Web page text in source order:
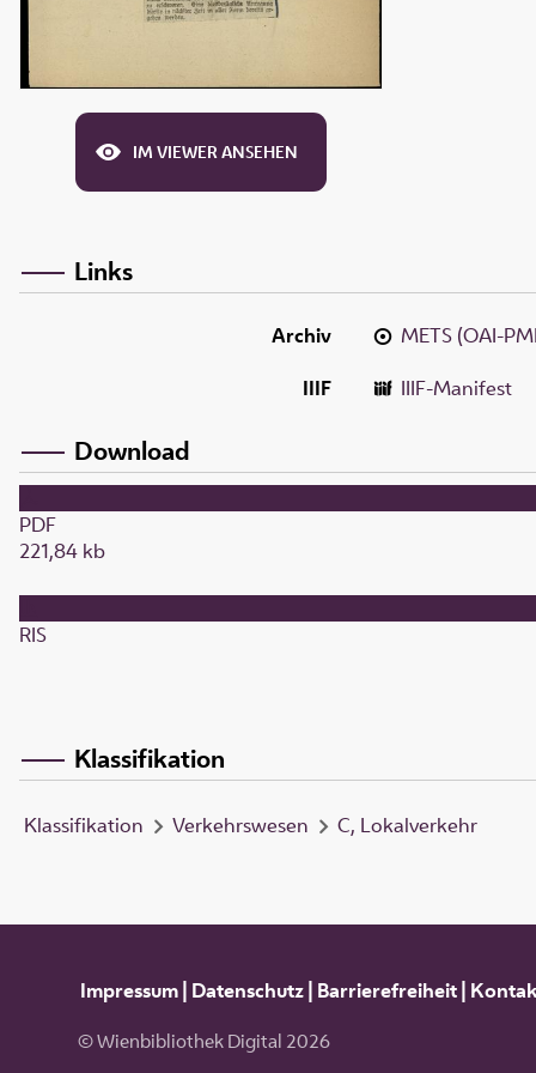
IM VIEWER ANSEHEN
Links
Archiv
METS (OAI-
IIIF
IIIF-Manifest
Download
PDF
221,84 kb
RIS
Klassifikation
Klassifikation Verkehrswesen C, Lokalverkehr
Impressum| Datenschutz| Barrierefreiheit|
© Wienbibliothek Digital 2026